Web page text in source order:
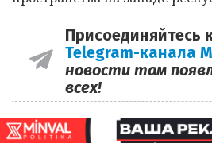
Присоединяйтесь
Telegram-канала
новости там
всех!